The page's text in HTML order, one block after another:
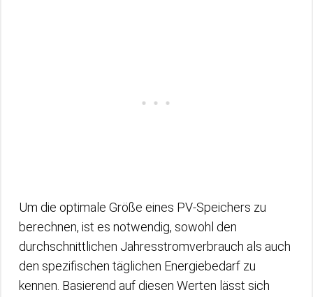
Um die optimale Größe eines PV-Speichers zu
berechnen, ist es notwendig, sowohl den
durchschnittlichen Jahresstromverbrauch als auch
den spezifischen täglichen Energiebedarf zu
kennen. Basierend auf diesen Werten lässt sich